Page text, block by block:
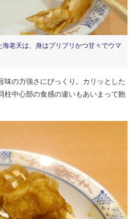
老天は、身はプリプリかつ甘々でウマ
の力強さにびっくり。カリッとした
柱中心部の食感の違いもあいまって飽